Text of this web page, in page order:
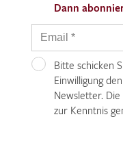
Dann
Bitte schicken
Einwilligung
Newsletter. Die
zur Kenntnis